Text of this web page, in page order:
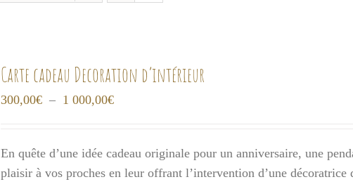
Carte cadeau Decoration d’intérieur
300,00€ – 1 000,00€Plage
300,00€
à
En quête d’une idée cadeau originale pour un anniversaire, une
plaisir à vos proches en leur offrant l’intervention d’une